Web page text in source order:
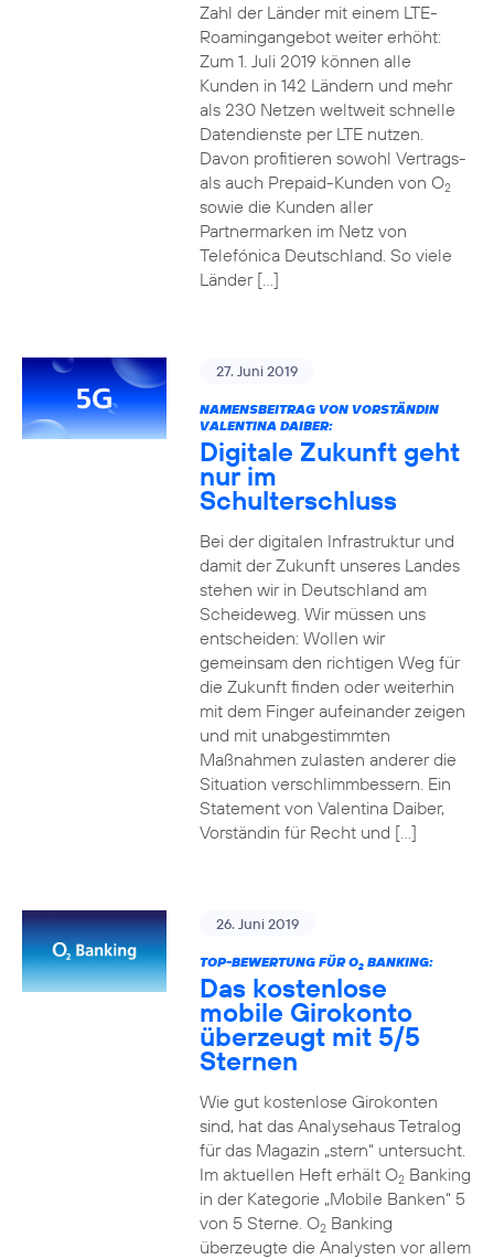
Zahl der Länder mit einem LTE-
Roamingangebot weiter erhöht:
Zum 1. Juli 2019 können alle
Kunden in 142 Ländern und mehr
als 230 Netzen weltweit schnelle
Datendienste per LTE nutzen.
Davon profitieren sowohl Vertrags-
als auch Prepaid-Kunden von O2
sowie die Kunden aller
Partnermarken im Netz von
Telefónica Deutschland. So viele
Länder […]
27. Juni 2019
NAMENSBEITRAG VON VORSTÄNDIN
VALENTINA DAIBER:
Digitale Zukunft geht
nur im
Schulterschluss
Bei der digitalen Infrastruktur und
damit der Zukunft unseres Landes
stehen wir in Deutschland am
Scheideweg. Wir müssen uns
entscheiden: Wollen wir
gemeinsam den richtigen Weg für
die Zukunft finden oder weiterhin
mit dem Finger aufeinander zeigen
und mit unabgestimmten
Maßnahmen zulasten anderer die
Situation verschlimmbessern. Ein
Statement von Valentina Daiber,
Vorständin für Recht und […]
26. Juni 2019
TOP-BEWERTUNG FÜR O2BANKING:
Das kostenlose
mobile Girokonto
überzeugt mit 5/5
Sternen
Wie gut kostenlose Girokonten
sind, hat das Analysehaus Tetralog
für das Magazin „stern“ untersucht.
Im aktuellen Heft erhält O2Banking
in der Kategorie „Mobile Banken“ 5
von 5 Sterne. O2Banking
überzeugte die Analysten vor allem